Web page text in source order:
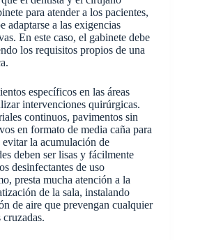
para atender a los pacientes,
adaptarse a las exigencias
En este caso, el gabinete debe
los requisitos propios de una
específicos en las áreas
intervenciones quirúrgicas.
continuos, pavimentos sin
en formato de media caña para
la acumulación de
deben ser lisas y fácilmente
desinfectantes de uso
presta mucha atención a la
de la sala, instalando
de aire que prevengan cualquier